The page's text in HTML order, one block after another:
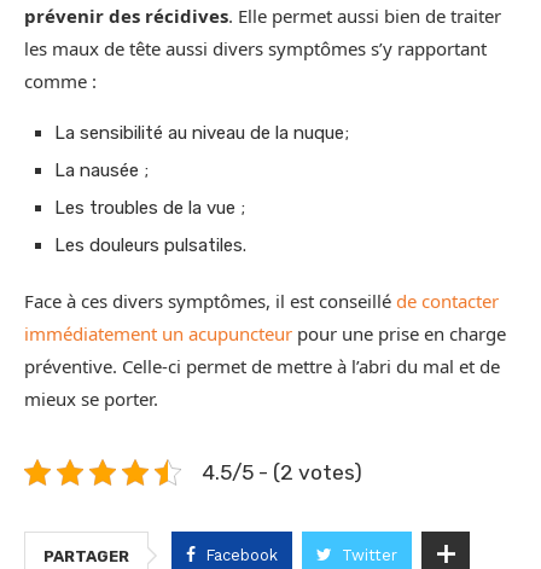
prévenir des récidives. Elle permet aussi bien de traiter
les maux de tête aussi divers symptômes s’y rapportant
comme :
La sensibilité au niveau de la nuque;
La nausée ;
Les troubles de la vue ;
Les douleurs pulsatiles.
Face à ces divers symptômes, il est conseillé de contacter
immédiatement un acupuncteur pour une prise en charge
préventive. Celle-ci permet de mettre à l’abri du mal et de
mieux se porter.
4.5/5 - (2 votes)
PARTAGER Facebook Twitter